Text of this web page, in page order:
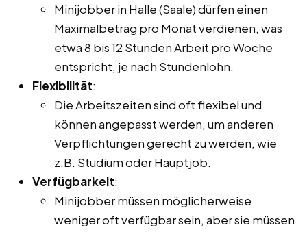
Minijobber in Halle (Saale) dürfen einen
Maximalbetrag pro Monat verdienen, was
etwa 8 bis 12 Stunden Arbeit pro Woche
entspricht, je nach Stundenlohn.
Flexibilität:
Die Arbeitszeiten sind oft flexibel und
können angepasst werden, um anderen
Verpflichtungen gerecht zu werden, wie
z.B. Studium oder Hauptjob.
Verfügbarkeit:
Minijobber müssen möglicherweise
weniger oft verfügbar sein, aber sie müssen